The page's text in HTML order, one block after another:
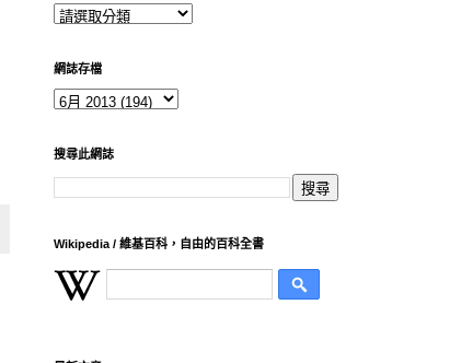
網誌存檔
搜尋此網誌
Wikipedia / 維基百科，自由的百科全書